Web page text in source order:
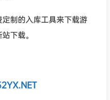
制的入库工具来下载游
下载。